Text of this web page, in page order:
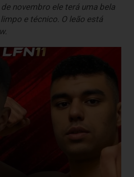
novembro ele terá uma bela
e técnico. O leão está